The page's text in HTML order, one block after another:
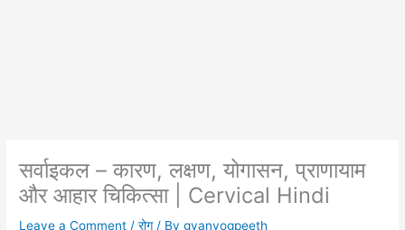
सर्वाइकल – कारण, लक्षण, योगासन, प्राणायाम
और आहार चिकित्सा | Cervical Hindi
Leave a Comment /रोग/ Bygyanyogpeeth